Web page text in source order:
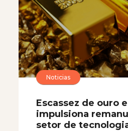
Noticias
Escassez de ouro
impulsiona
setor de